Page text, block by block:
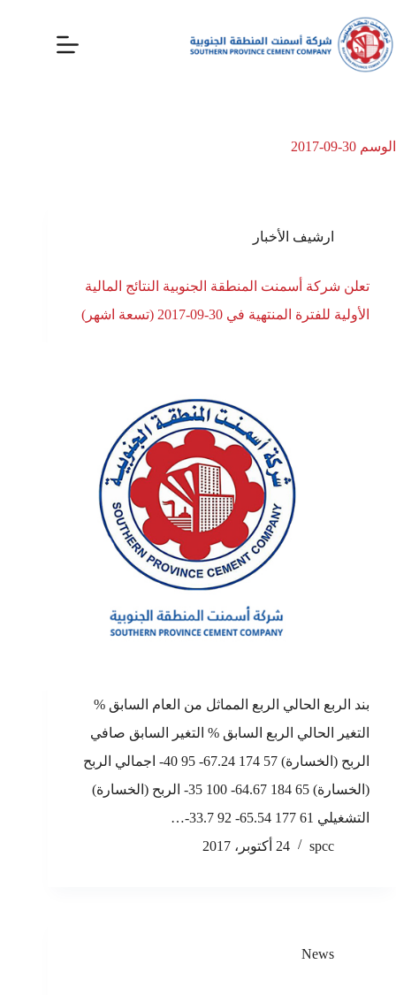
الوسم
ارشيف الأخبار
تعلن شركة أسمنت المنطقة الجنوبية النتائج المالية
الأولية للفترة المنتهية في 30-09-2017 (تسعة اشهر)
بند الربع الحالي الربع المماثل من العام السابق %
التغير الحالي الربع السابق % التغير السابق صافي
الربح (الخسارة) 57 174 67.24- 95 40- اجمالي الربح
(الخسارة) 65 184 64.67- 100 35- الربح (الخسارة)
التشغيلي 61 177 65.54- 92 33.7-…
spcc
24 أكتوبر، 2017
News